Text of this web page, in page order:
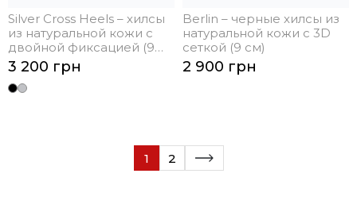
Silver Cross Heels – хилсы
из натуральной кожи с
двойной фиксацией (9
см)
3 200 грн
Berlin – черные хилсы из
натуральной кожи с 3D
сеткой (9 см)
2 900 грн
1 2